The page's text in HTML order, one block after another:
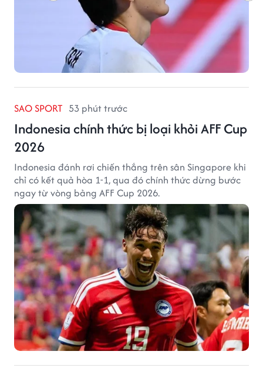
SAO SPORT 53 phút trước
Indonesia chính thức bị loại khỏi AFF Cup
2026
Indonesia đánh rơi chiến thắng trên sân Singapore khi
chỉ có kết quả hòa 1-1, qua đó chính thức dừng bước
ngay từ vòng bảng AFF Cup 2026.